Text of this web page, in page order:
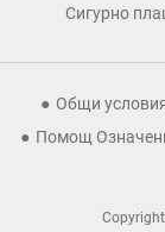
Сигурно
Общи
Помощ